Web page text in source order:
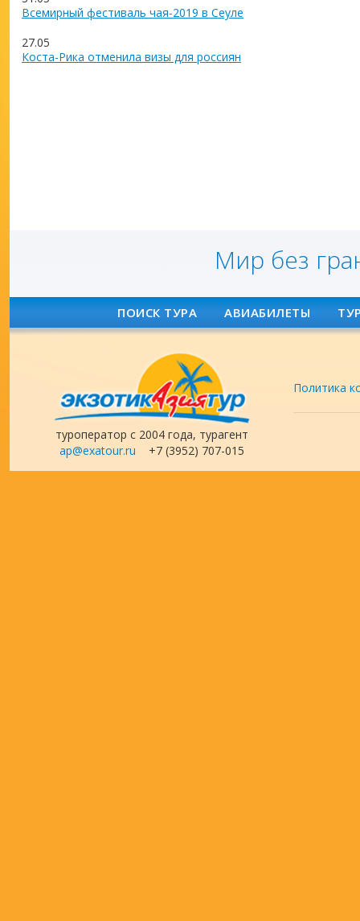
Всемирный фестиваль чая-2019 в Сеуле
27.05
Коста-Рика отменила визы для россиян
Мир без
ПОИСК ТУРА АВИАБИЛЕТЫ
туроператор с 2004 года, турагент
ap@exatour.ru +7 (3952) 707-015
Политика